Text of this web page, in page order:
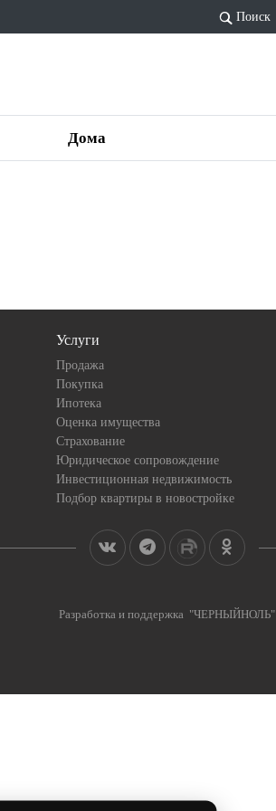
Поиск
Дома
Услуги
Продажа
Покупка
Ипотека
Оценка имущества
Страхование
Юридическое сопровождение
Инвестиционная недвижимость
Подбор квартиры в новостройке
Разработка и поддержка "ЧЕРНЫЙНОЛЬ"